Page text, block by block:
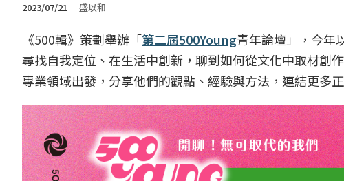
2023/07/21 盛以和
《500輯》策劃舉辦「第二屆500Young青年論壇」，今年
尋找自我定位、在生活中創新，聊到如何從文化中取材創
專業領域出發，分享他們的觀點、經驗與方法，連結更多